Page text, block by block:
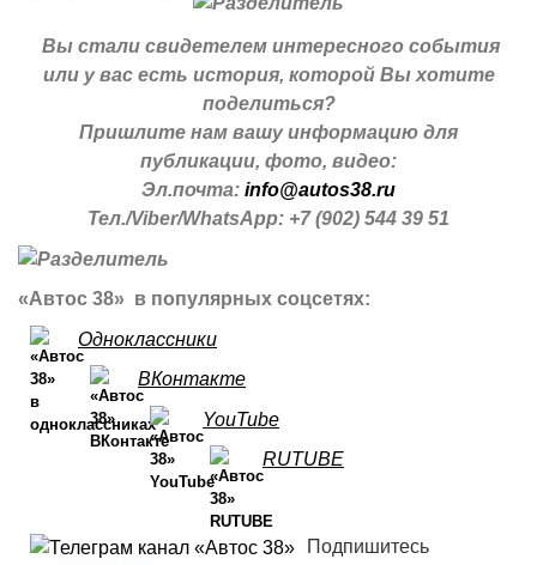
Вы стали свидетелем интересного события
или у вас есть история, которой Вы хотите
поделиться?
Пришлите нам вашу информацию для
публикации, фото, видео:
Эл.почта: info@autos38.ru
Тел./Viber/WhatsApp: +7 (902) 544 39 51
«Автос 38» в популярных соцсетях:
Одноклассники
ВКонтакте
YouTube
RUTUBE
Подпишитесь